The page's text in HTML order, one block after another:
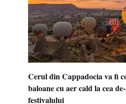
Cerul din Cappadocia va fi
baloane cu aer cald la cea
festivalului